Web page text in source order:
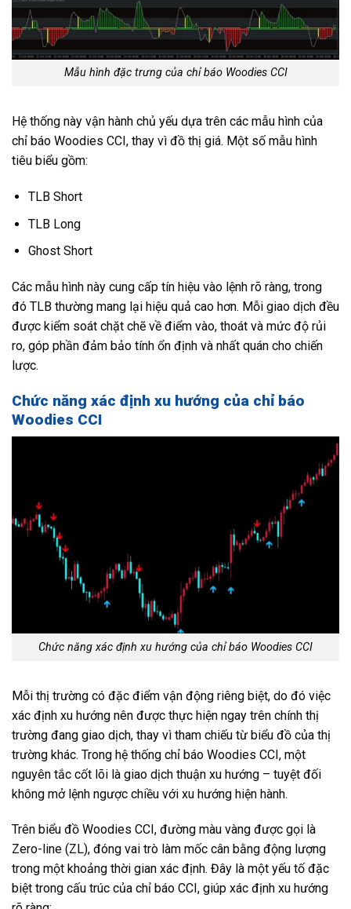
Mẫu hình đặc trưng của chỉ báo Woodies CCI
Hệ thống này vận hành chủ yếu dựa trên các mẫu hình của
chỉ báo Woodies CCI, thay vì đồ thị giá. Một số mẫu hình
tiêu biểu gồm:
TLB Short
TLB Long
Ghost Short
Các mẫu hình này cung cấp tín hiệu vào lệnh rõ ràng, trong
đó TLB thường mang lại hiệu quả cao hơn. Mỗi giao dịch đều
được kiểm soát chặt chẽ về điểm vào, thoát và mức độ rủi
ro, góp phần đảm bảo tính ổn định và nhất quán cho chiến
lược.
Chức năng xác định xu hướng của chỉ báo
Woodies CCI
Chức năng xác định xu hướng của chỉ báo Woodies CCI
Mỗi thị trường có đặc điểm vận động riêng biệt, do đó việc
xác định xu hướng nên được thực hiện ngay trên chính thị
trường đang giao dịch, thay vì tham chiếu từ biểu đồ của thị
trường khác. Trong hệ thống chỉ báo Woodies CCI, một
nguyên tắc cốt lõi là giao dịch thuận xu hướng – tuyệt đối
không mở lệnh ngược chiều với xu hướng hiện hành.
Trên biểu đồ Woodies CCI, đường màu vàng được gọi là
Zero-line (ZL), đóng vai trò làm mốc cân bằng động lượng
trong một khoảng thời gian xác định. Đây là một yếu tố đặc
biệt trong cấu trúc của chỉ báo CCI, giúp xác định xu hướng